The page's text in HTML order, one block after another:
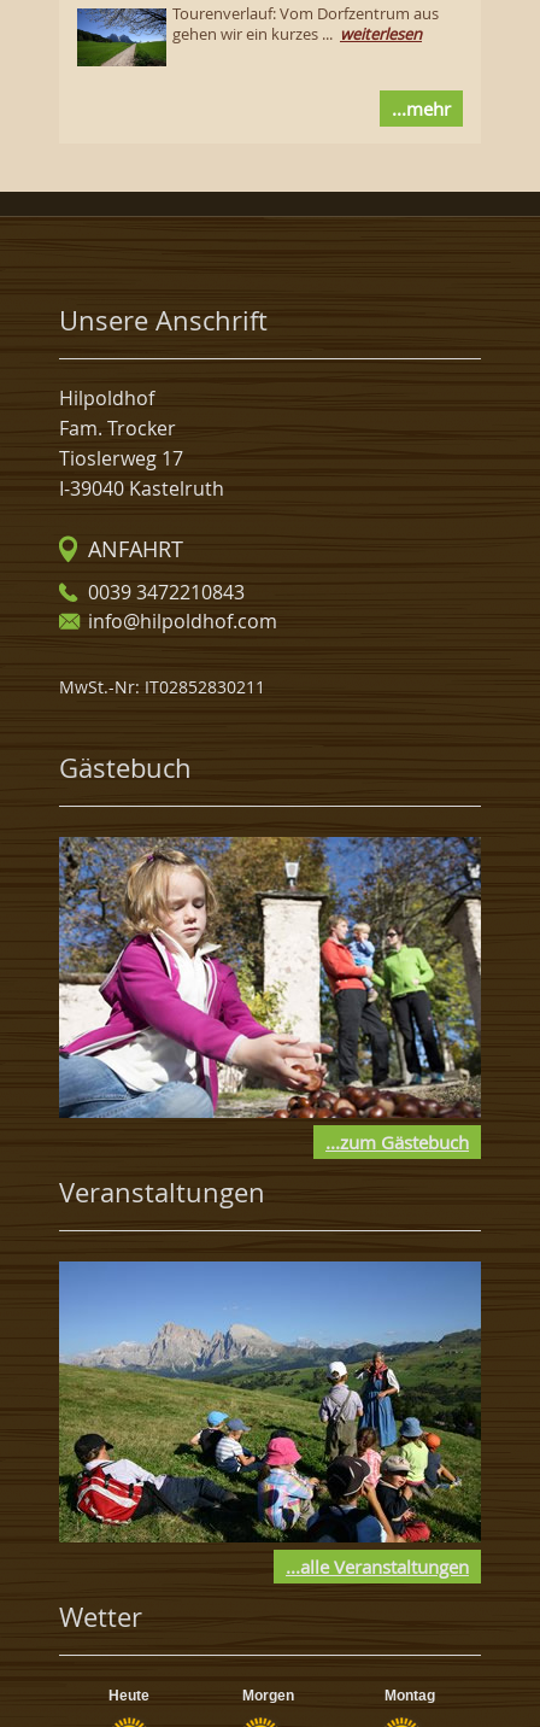
Tourenverlauf: Vom Dorfzentrum aus
gehen wir ein kurzes ... weiterlesen
...mehr
Unsere Anschrift
Hilpoldhof
Fam. Trocker
Tioslerweg 17
I-39040 Kastelruth
ANFAHRT
0039 3472210843
info@hilpoldhof.com
MwSt.-Nr: IT02852830211
Gästebuch
...zum Gästebuch
Veranstaltungen
...alle Veranstaltungen
Wetter
Heute Morgen Montag